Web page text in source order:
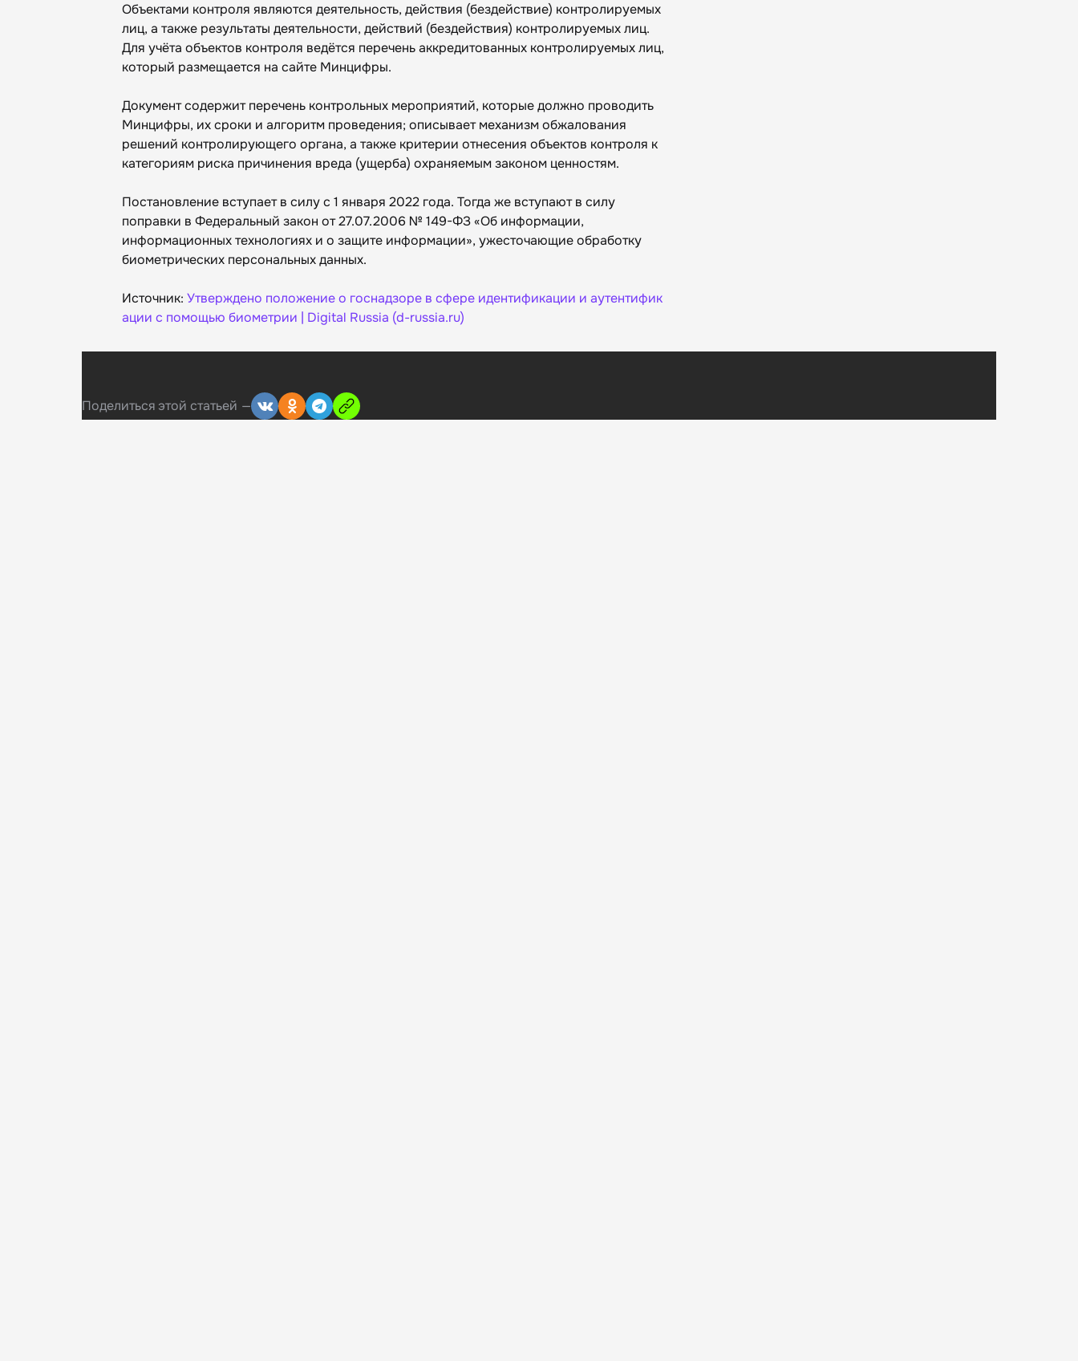
Объектами контроля являются деятельность, действия (бездействие) контролируемых
лиц, а также результаты деятельности, действий (бездействия) контролируемых лиц.
Для учёта объектов контроля ведётся перечень аккредитованных контролируемых лиц,
который размещается на сайте Минцифры.
Документ содержит перечень контрольных мероприятий, которые должно проводить
Минцифры, их сроки и алгоритм проведения; описывает механизм обжалования
решений контролирующего органа, а также критерии отнесения объектов контроля к
категориям риска причинения вреда (ущерба) охраняемым законом ценностям.
Постановление вступает в силу с 1 января 2022 года. Тогда же вступают в силу
поправки в Федеральный закон от 27.07.2006 № 149-ФЗ «Об информации,
информационных технологиях и о защите информации», ужесточающие обработку
биометрических персональных данных.
Источник: Утверждено положение о госнадзоре в сфере идентификации и аутентифик
ации с помощью биометрии | Digital Russia (d-russia.ru)
Поделиться этой статьей